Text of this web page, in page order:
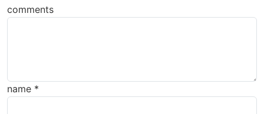
comments
name *